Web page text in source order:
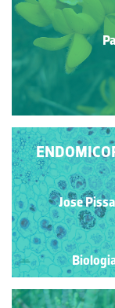
TULIPA
Paulo Talhadas
Biologia
Jose